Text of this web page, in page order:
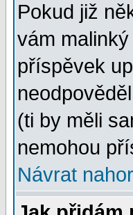
Pokud již
vám
příspěvek
(ti by měli
nemohou
Návrat